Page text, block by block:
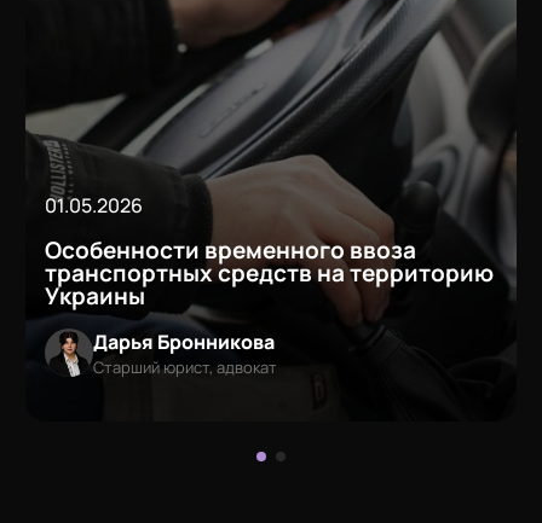
01.05.2026
Особенности временного ввоза
транспортных средств на территорию
Украины
Дарья Бронникова
Старший юрист, адвокат